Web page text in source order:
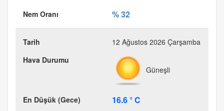
% 32
12 Ağustos 2026 Çarşamba
Güneşli
16.6 ° C